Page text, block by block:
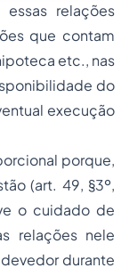
relações
que contam
etc., nas
do
execução
porque,
(art. 49, §3º,
o cuidado de
relações nele
durante